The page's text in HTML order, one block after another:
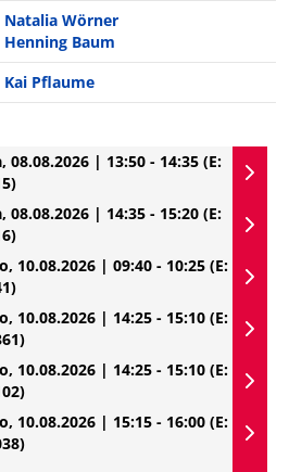
Natalia Wörner
Henning Baum
Kai Pflaume
08.08.2026 | 13:50 - 14:35 (E:
08.08.2026 | 14:35 - 15:20 (E:
10.08.2026 | 09:40 - 10:25 (E:
10.08.2026 | 14:25 - 15:10 (E:
10.08.2026 | 14:25 - 15:10 (E:
10.08.2026 | 15:15 - 16:00 (E: